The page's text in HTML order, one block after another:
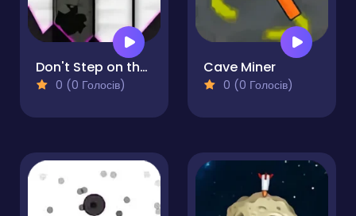
Don't Step on the White Tile Revenge
0 (0 Голосів)
Cave Miner
0 (0 Голосів)